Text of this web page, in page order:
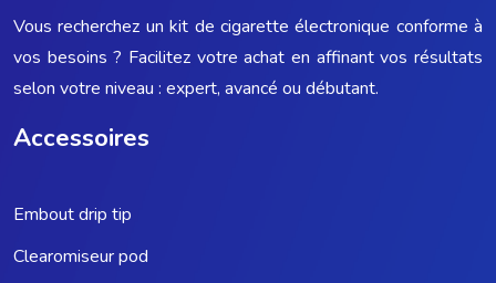
Vous recherchez un kit de cigarette électronique conforme à
vos besoins ? Facilitez votre achat en affinant vos résultats
selon votre niveau : expert, avancé ou débutant.
Accessoires
Embout drip tip
Clearomiseur pod